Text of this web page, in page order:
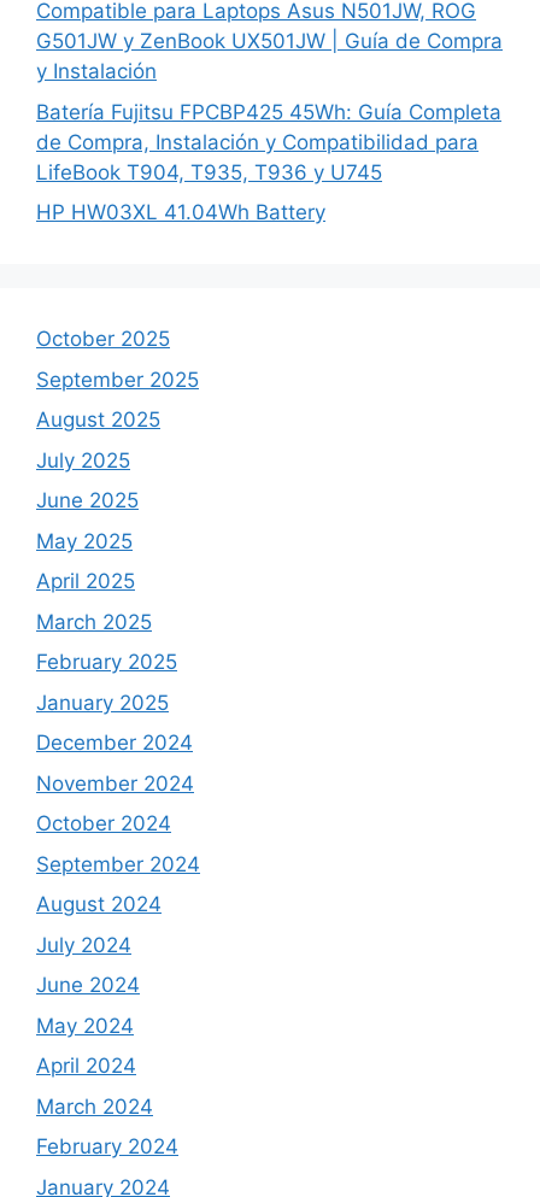
Compatible para Laptops Asus N501JW, ROG
G501JW y ZenBook UX501JW | Guía de Compra
y Instalación
Batería Fujitsu FPCBP425 45Wh: Guía Completa
de Compra, Instalación y Compatibilidad para
LifeBook T904, T935, T936 y U745
HP HW03XL 41.04Wh Battery
October 2025
September 2025
August 2025
July 2025
June 2025
May 2025
April 2025
March 2025
February 2025
January 2025
December 2024
November 2024
October 2024
September 2024
August 2024
July 2024
June 2024
May 2024
April 2024
March 2024
February 2024
January 2024